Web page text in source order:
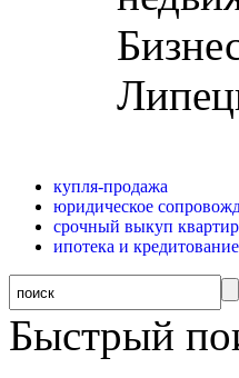
купля-продажа
юридическое
срочный выкуп квартир
ипотека и кредитование
Быстрый